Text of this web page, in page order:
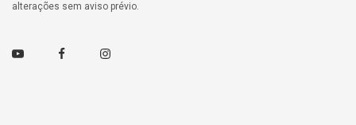
alterações sem aviso prévio.
Youtube FacebookInstagram